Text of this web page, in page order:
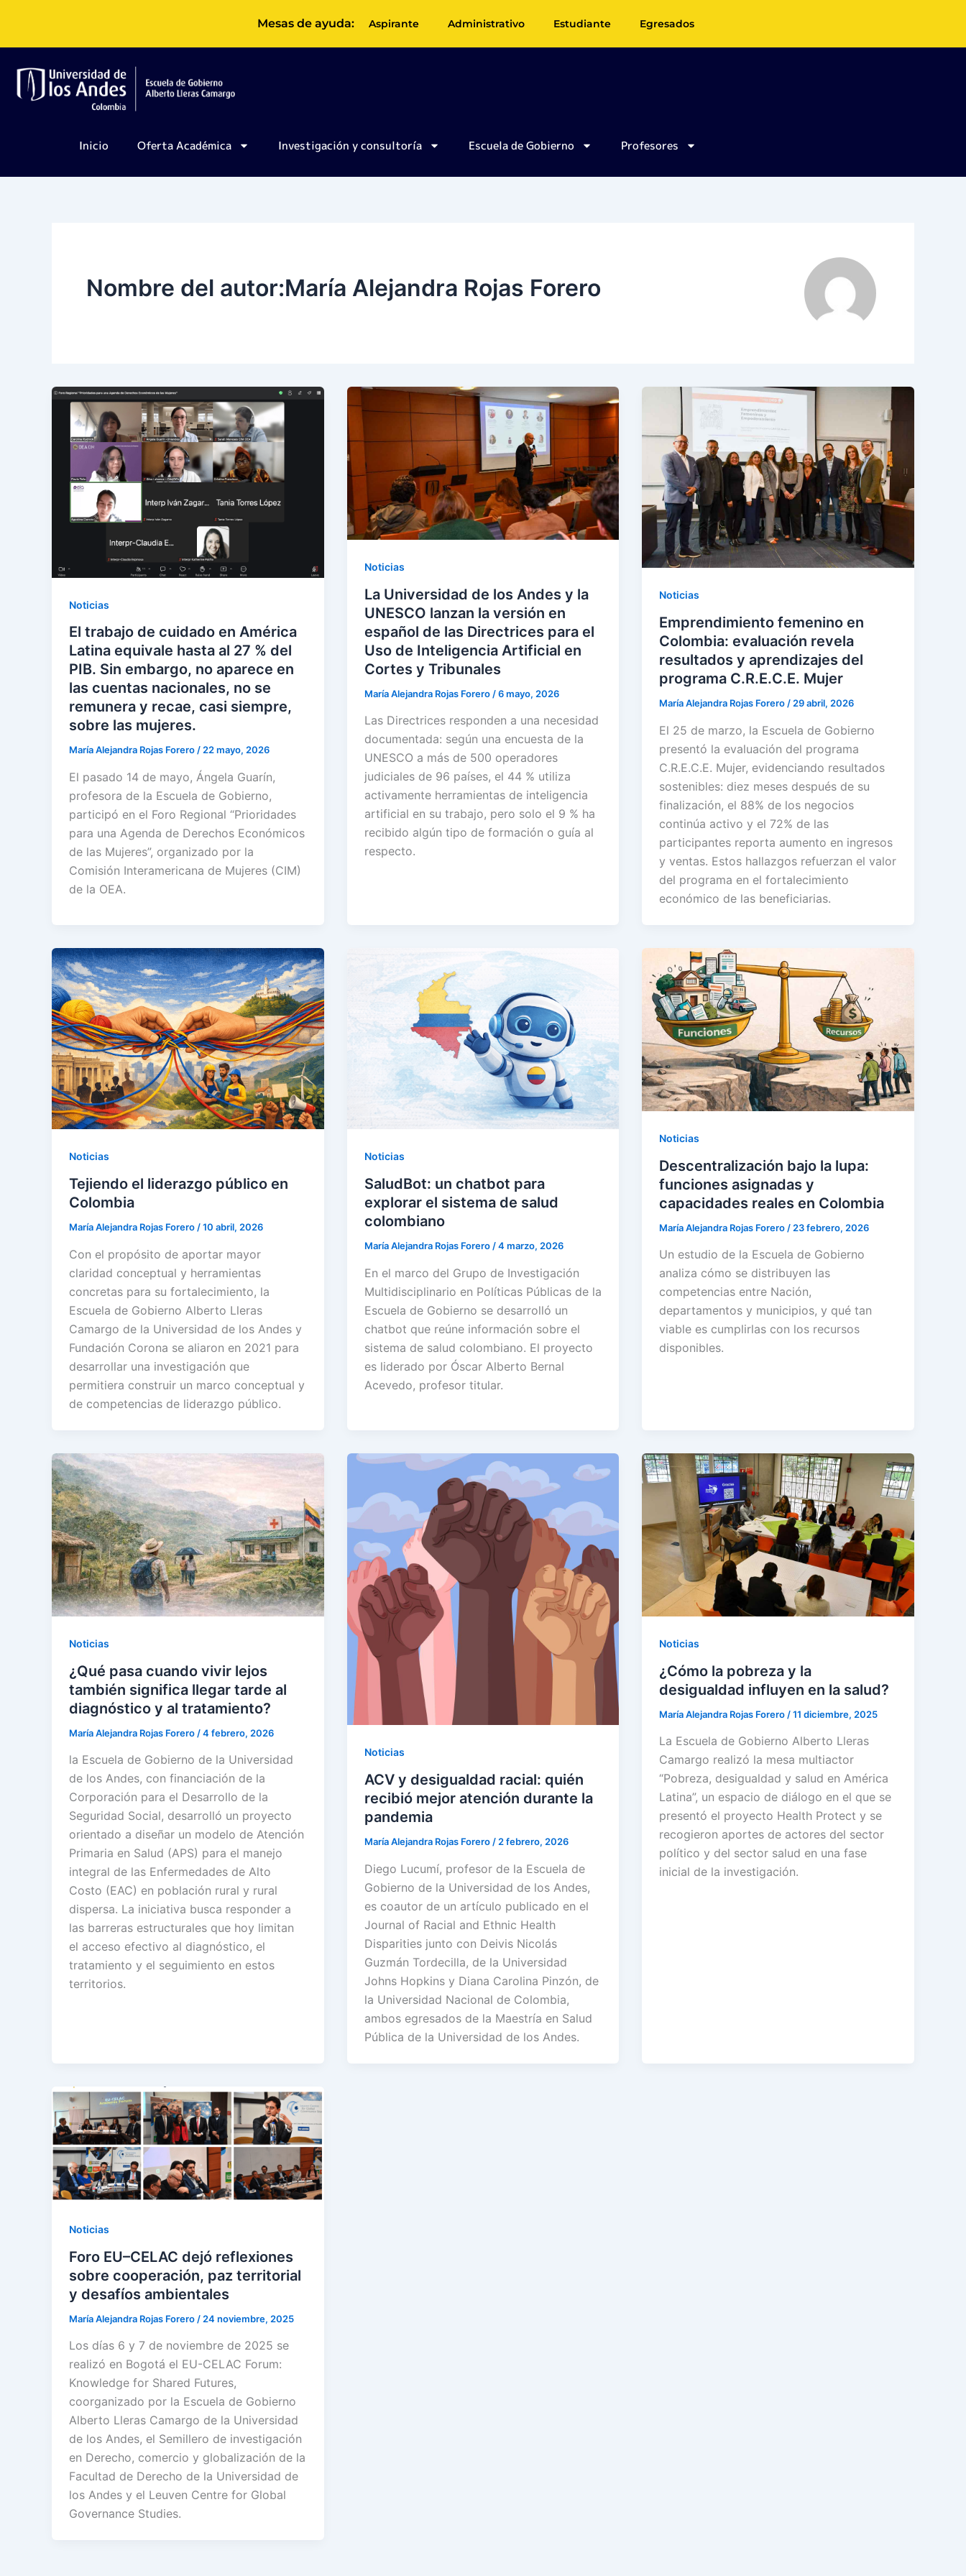
contenido
Mesas de ayuda: Aspirante Administrativo Estudiante Egresados
Inicio Oferta Académica Investigación y consultoría Escuela de Gobierno Profesores
Nombre del autor:María Alejandra Rojas Forero
Noticias
El trabajo de cuidado en América
Latina equivale hasta al 27 % del
PIB. Sin embargo, no aparece en
las cuentas nacionales, no se
remunera y recae, casi siempre,
sobre las mujeres.
María Alejandra Rojas Forero/22 mayo, 2026
El pasado 14 de mayo, Ángela Guarín,
profesora de la Escuela de Gobierno,
participó en el Foro Regional “Prioridades
para una Agenda de Derechos Económicos
de las Mujeres”, organizado por la
Comisión Interamericana de Mujeres (CIM)
de la OEA.
Noticias
La Universidad de los Andes y la
UNESCO lanzan la versión en
español de las Directrices para el
Uso de Inteligencia Artificial en
Cortes y Tribunales
María Alejandra Rojas Forero /6 mayo, 2026
Las Directrices responden a una necesidad
documentada: según una encuesta de la
UNESCO a más de 500 operadores
judiciales de 96 países, el 44 % utiliza
activamente herramientas de inteligencia
artificial en su trabajo, pero solo el 9 % ha
recibido algún tipo de formación o guía al
respecto.
Noticias
Emprendimiento femenino en
Colombia: evaluación revela
resultados y aprendizajes del
programa C.R.E.C.E. Mujer
María Alejandra Rojas Forero / 29 abril, 2026
El 25 de marzo, la Escuela de Gobierno
presentó la evaluación del programa
C.R.E.C.E. Mujer, evidenciando resultados
sostenibles: diez meses después de su
finalización, el 88% de los negocios
continúa activo y el 72% de las
participantes reporta aumento en ingresos
y ventas. Estos hallazgos refuerzan el valor
del programa en el fortalecimiento
económico de las beneficiarias.
Noticias
Tejiendo el liderazgo público en
Colombia
María Alejandra Rojas Forero /10 abril, 2026
Con el propósito de aportar mayor
claridad conceptual y herramientas
concretas para su fortalecimiento, la
Escuela de Gobierno Alberto Lleras
Camargo de la Universidad de los Andes y
Fundación Corona se aliaron en 2021 para
desarrollar una investigación que
permitiera construir un marco conceptual y
de competencias de liderazgo público.
Noticias
SaludBot: un chatbot para
explorar el sistema de salud
colombiano
María Alejandra Rojas Forero /4 marzo, 2026
En el marco del Grupo de Investigación
Multidisciplinario en Políticas Públicas de la
Escuela de Gobierno se desarrolló un
chatbot que reúne información sobre el
sistema de salud colombiano. El proyecto
es liderado por Óscar Alberto Bernal
Acevedo, profesor titular.
Noticias
Descentralización bajo la lupa:
funciones asignadas y
capacidades reales en Colombia
María Alejandra Rojas Forero / 23 febrero, 2026
Un estudio de la Escuela de Gobierno
analiza cómo se distribuyen las
competencias entre Nación,
departamentos y municipios, y qué tan
viable es cumplirlas con los recursos
disponibles.
Noticias
¿Qué pasa cuando vivir lejos
también significa llegar tarde al
diagnóstico y al tratamiento?
María Alejandra Rojas Forero /4 febrero, 2026
la Escuela de Gobierno de la Universidad
de los Andes, con financiación de la
Corporación para el Desarrollo de la
Seguridad Social, desarrolló un proyecto
orientado a diseñar un modelo de Atención
Primaria en Salud (APS) para el manejo
integral de las Enfermedades de Alto
Costo (EAC) en población rural y rural
dispersa. La iniciativa busca responder a
las barreras estructurales que hoy limitan
el acceso efectivo al diagnóstico, el
tratamiento y el seguimiento en estos
territorios.
Noticias
ACV y desigualdad racial: quién
recibió mejor atención durante la
pandemia
María Alejandra Rojas Forero / 2 febrero, 2026
Diego Lucumí, profesor de la Escuela de
Gobierno de la Universidad de los Andes,
es coautor de un artículo publicado en el
Journal of Racial and Ethnic Health
Disparities junto con Deivis Nicolás
Guzmán Tordecilla, de la Universidad
Johns Hopkins y Diana Carolina Pinzón, de
la Universidad Nacional de Colombia,
ambos egresados de la Maestría en Salud
Pública de la Universidad de los Andes.
Noticias
¿Cómo la pobreza y la
desigualdad influyen en la salud?
María Alejandra Rojas Forero /11 diciembre, 2025
La Escuela de Gobierno Alberto Lleras
Camargo realizó la mesa multiactor
“Pobreza, desigualdad y salud en América
Latina”, un espacio de diálogo en el que se
presentó el proyecto Health Protect y se
recogieron aportes de actores del sector
político y del sector salud en una fase
inicial de la investigación.
Noticias
Foro EU–CELAC dejó reflexiones
sobre cooperación, paz territorial
y desafíos ambientales
María Alejandra Rojas Forero / 24 noviembre, 2025
Los días 6 y 7 de noviembre de 2025 se
realizó en Bogotá el EU-CELAC Forum:
Knowledge for Shared Futures,
coorganizado por la Escuela de Gobierno
Alberto Lleras Camargo de la Universidad
de los Andes, el Semillero de investigación
en Derecho, comercio y globalización de la
Facultad de Derecho de la Universidad de
los Andes y el Leuven Centre for Global
Governance Studies.